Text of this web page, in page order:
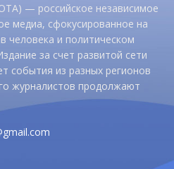
— российское независимое
медиа, сфокусированное на
человека и политическом
за счет развитой сети
события из разных регионов
журналистов продолжают